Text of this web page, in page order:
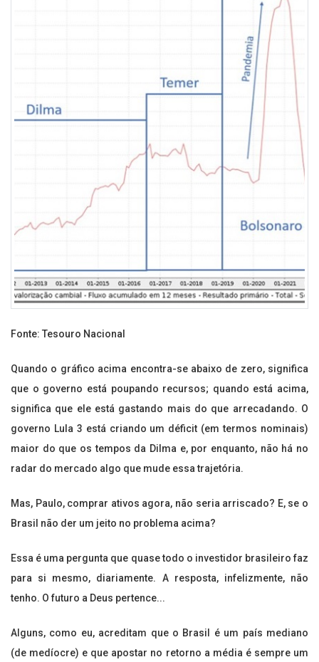
Fonte: Tesouro Nacional
Quando o gráfico acima encontra-se abaixo de zero, significa
que o governo está poupando recursos; quando está acima,
significa que ele está gastando mais do que arrecadando. O
governo Lula 3 está criando um déficit (em termos nominais)
maior do que os tempos da Dilma e, por enquanto, não há no
radar do mercado algo que mude essa trajetória.
Mas, Paulo, comprar ativos agora, não seria arriscado? E, se o
Brasil não der um jeito no problema acima?
Essa é uma pergunta que quase todo o investidor brasileiro faz
para si mesmo, diariamente. A resposta, infelizmente, não
tenho. O futuro a Deus pertence...
Alguns, como eu, acreditam que o Brasil é um país mediano
(de medíocre) e que apostar no retorno a média é sempre um